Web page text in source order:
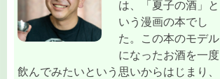
は、「夏子の酒」と
いう漫画の本でし
た。この本のモデル
になったお酒を一度
飲んでみたいという思いからはじまり、